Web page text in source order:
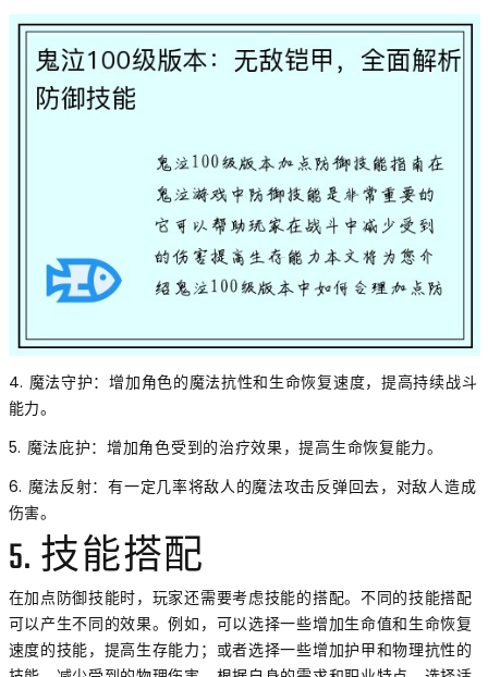
4. 魔法守护：增加角色的魔法抗性和生命恢复速度，提高持续战斗
能力。
5. 魔法庇护：增加角色受到的治疗效果，提高生命恢复能力。
6. 魔法反射：有一定几率将敌人的魔法攻击反弹回去，对敌人造成
伤害。
5. 技能搭配
在加点防御技能时，玩家还需要考虑技能的搭配。不同的技能搭配
可以产生不同的效果。例如，可以选择一些增加生命值和生命恢复
速度的技能，提高生存能力；或者选择一些增加护甲和物理抗性的